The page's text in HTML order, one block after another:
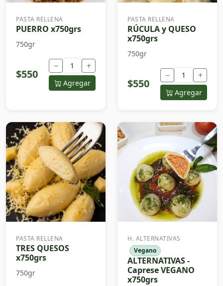
PASTA RELLENA
PUERRO x750grs
750gr
$550
− +
Agregar
PASTA RELLENA
RÚCULA y QUESO
x750grs
750gr
$550
− +
Agregar
PASTA RELLENA
TRES QUESOS
x750grs
750gr
H. ALTERNATIVAS
Vegano
ALTERNATIVAS -
Caprese VEGANO
x750grs